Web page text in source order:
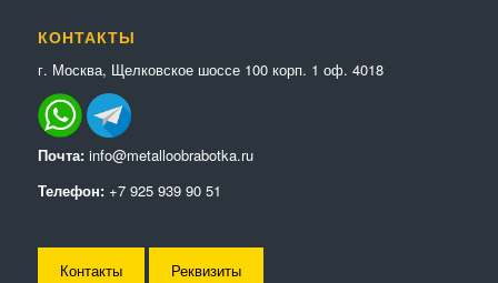
КОНТАКТЫ
г. Москва, Щелковское шоссе 100 корп. 1 оф. 4018
Почта: info@metalloobrabotka.ru
Телефон: +7 925 939 90 51
Контакты Реквизиты